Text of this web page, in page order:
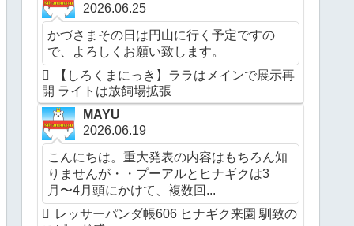
2026.06.25
かづさまその日は円山に行く予定ですの
で、よろしくお願い致します。
【しろくまにっき】ララはメインで展示再
開 ライトは放飼場拡張
MAYU
2026.06.19
こんにちは。重大発表の内容はもちろん知
りませんが・・プーアルとヒナギクは3
月〜4月頭にかけて、複数回...
レッサーパンダ帳606 ヒナギク来園 馴致の